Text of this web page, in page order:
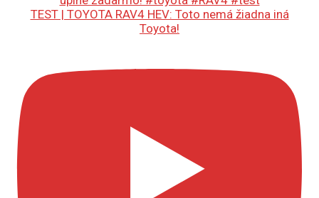
TEST | TOYOTA RAV4 HEV: Toto nemá žiadna iná
Toyota!